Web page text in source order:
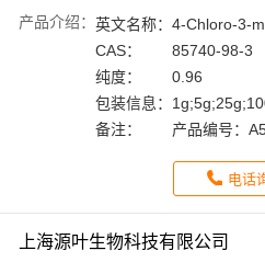
产品介绍： 英文名称： 4-Chloro-3-
CAS：
85740-98-3
纯度：
0.96
包装信息：
备注：
产品编号：
电话
上海源叶生物科技有限公司